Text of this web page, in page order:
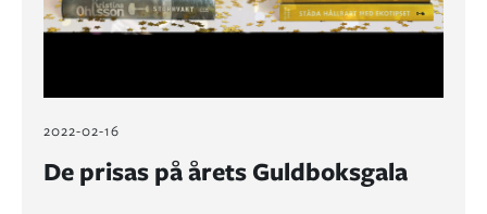
2022-02-16
De prisas på årets Guldboksgala